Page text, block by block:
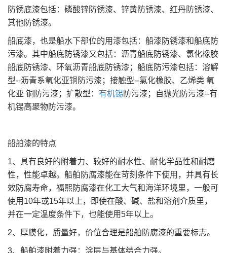
防锈底漆包括：磷酸锌防锈漆、锌黄防锈漆、红丹防锈漆、
其他防锈漆。
船底漆，也是船水下部位的用漆包括：船漆防锈漆和船底防
污漆。其中船底防锈漆又包括：沥青船底防锈漆、氯化橡胶
船底防锈漆、环氧沥青船底防锈漆；船底防污漆包括：溶解
型--沥青系氧化亚铜防污漆；接触型--氯化橡胶、乙烯类 氧
化亚 铜防污漆；扩散型： 有机锡 防污漆；自抛光防污漆--有
机锡高聚物防污漆。
船舶漆的特点
1、具有良好的附着力、较好的耐水性、耐化学品性和耐磨
性，性能卓越。船舶防腐漆能在苛刻条件下使用，并具有长
效防腐寿命，福熙防腐漆在化工大气和海洋环境里，一般可
使用10年或15年以上，即使在酸、碱、盐和溶剂介质里，
并在一定温度条件下，也能使用5年以上。
2、厚膜化，质量好，价位合理是船舶防腐漆的重要标志。
3、船舶漆附着力强：涂层与基体结合力强。